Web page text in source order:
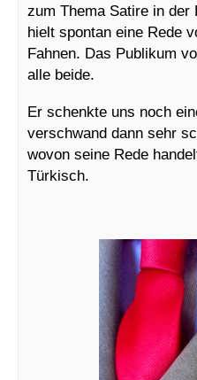
zum Thema Satire in der
hielt spontan eine Rede
Fahnen. Das Publikum
alle beide.
Er schenkte uns noch
verschwand dann sehr
wovon seine Rede
Türkisch.